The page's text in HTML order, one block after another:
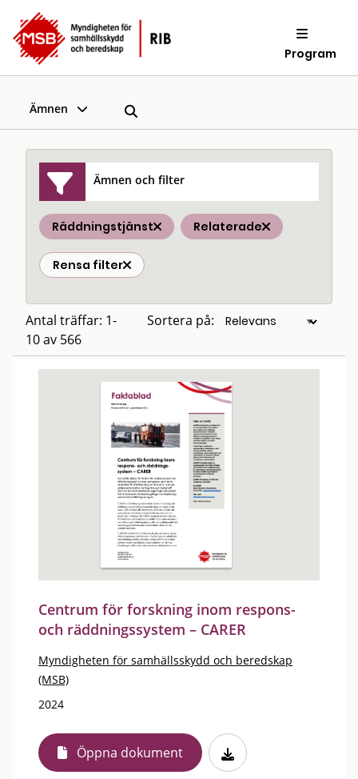
Program
Ämnen
Ämnen och filter
Räddningstjänst Relaterade
Rensa filter
Antal träffar: 1-
10 av 566
Sortera på:
Centrum för forskning inom respons-
och räddningssystem – CARER
Myndigheten för samhällsskydd och beredskap
(MSB)
2024
Öppna dokument